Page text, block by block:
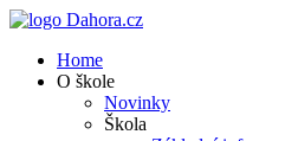
Home
O škole
Novinky
Škola